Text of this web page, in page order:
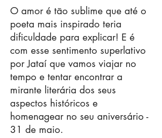
O amor é tão sublime que até o
poeta mais inspirado teria
dificuldade para explicar! E é
com esse sentimento superlativo
por Jataí que vamos viajar no
tempo e tentar encontrar a
mirante literária dos seus
aspectos históricos e
homenagear no seu aniversário -
31 de maio.